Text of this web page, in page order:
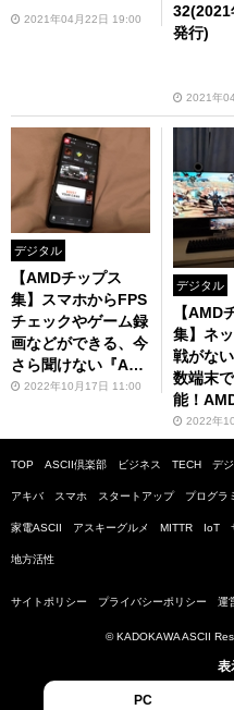
2021年04月22日 19:00
32(2021
発行)
2021年
デジタル
【AMDチップス
集】スマホからFPS
チェックやゲーム録
画などができる、今
さら聞けない『AM
D Link』の基本的な
2022年10月17日 11:00
デジタル
【AMD
集】ネ
戦がな
数端末
能！
ルチプ
い方を
2022年
TOP ASCII倶楽部 ビジネス TECH デ
アキバ スマホ スタートアップ プログラ
家電ASCII アスキーグルメ MITTR IoT
地方活性
サイトポリシー プライバシーポリシー 運
© KADOKAWA ASCII
表
PC